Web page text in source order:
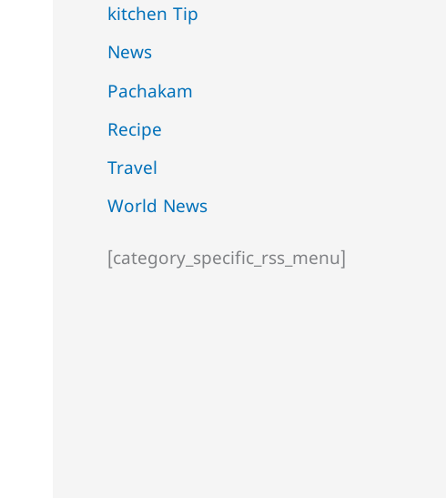
kitchen Tip
News
Pachakam
Recipe
Travel
World News
[category_specific_rss_menu]